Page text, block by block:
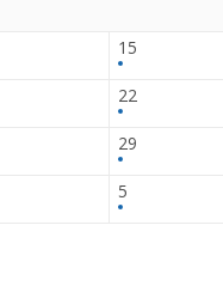
15
22
29
5